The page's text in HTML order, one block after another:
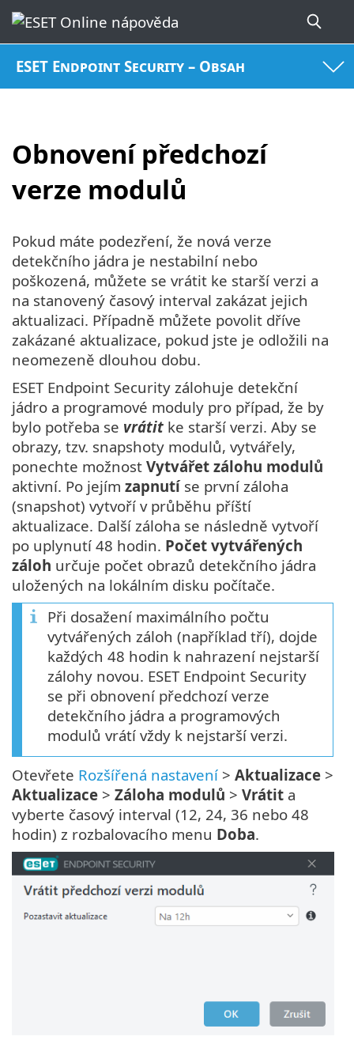
ESET Endpoint Security – Obsah
Obnovení předchozí
verze modulů
Pokud máte podezření, že nová verze
detekčního jádra je nestabilní nebo
poškozená, můžete se vrátit ke starší verzi a
na stanovený časový interval zakázat jejich
aktualizaci. Případně můžete povolit dříve
zakázané aktualizace, pokud jste je odložili na
neomezeně dlouhou dobu.
ESET Endpoint Security zálohuje detekční
jádro a programové moduly pro případ, že by
bylo potřeba se vrátit ke starší verzi. Aby se
obrazy, tzv. snapshoty modulů, vytvářely,
ponechte možnost Vytvářet zálohu modulů
aktivní. Po jejím zapnutíse první záloha
(snapshot) vytvoří v průběhu příští
aktualizace. Další záloha se následně vytvoří
po uplynutí 48 hodin. Počet vytvářených
záloh určuje počet obrazů detekčního jádra
uložených na lokálním disku počítače.
Při dosažení maximálního počtu
vytvářených záloh (například tří), dojde
každých 48 hodin k nahrazení nejstarší
zálohy novou. ESET Endpoint Security
se při obnovení předchozí verze
detekčního jádra a programových
modulů vrátí vždy k nejstarší verzi.
Otevřete Rozšířená nastavení > Aktualizace >
Aktualizace > Záloha modulů > Vrátit a
vyberte časový interval (12, 24, 36 nebo 48
hodin) z rozbalovacího menu Doba.